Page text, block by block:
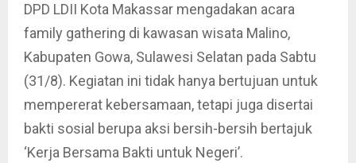
DPD LDII Kota Makassar mengadakan acara
family gathering di kawasan wisata Malino,
Kabupaten Gowa, Sulawesi Selatan pada Sabtu
(31/8). Kegiatan ini tidak hanya bertujuan untuk
mempererat kebersamaan, tetapi juga disertai
bakti sosial berupa aksi bersih-bersih bertajuk
‘Kerja Bersama Bakti untuk Negeri’.